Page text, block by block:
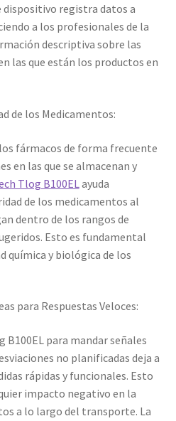
registra datos a
a los profesionales de la
descriptiva sobre las
las que están los productos en
de los Medicamentos:
fármacos de forma frecuente
en las que se almacenan y
Tlog B100EL ayuda
de los medicamentos al
dentro de los rangos de
Esto es fundamental
química y biológica de los
para Respuestas Veloces:
para mandar señales
no planificadas deja a
rápidas y funcionales. Esto
impacto negativo en la
a lo largo del transporte. La